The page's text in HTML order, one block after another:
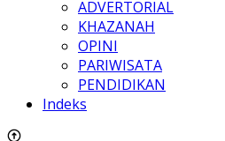
ADVERTORIAL
KHAZANAH
OPINI
PARIWISATA
PENDIDIKAN
Indeks